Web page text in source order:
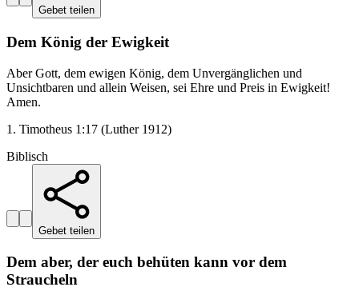
Gebet teilen
Dem König der Ewigkeit
Aber Gott, dem ewigen König, dem Unvergänglichen und
Unsichtbaren und allein Weisen, sei Ehre und Preis in Ewigkeit!
Amen.
1. Timotheus 1:17 (Luther 1912)
Biblisch
Gebet teilen
Dem aber, der euch behüten kann vor dem
Straucheln